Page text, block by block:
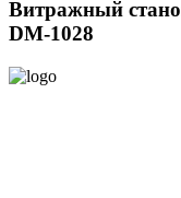
Витражный
DM-1028